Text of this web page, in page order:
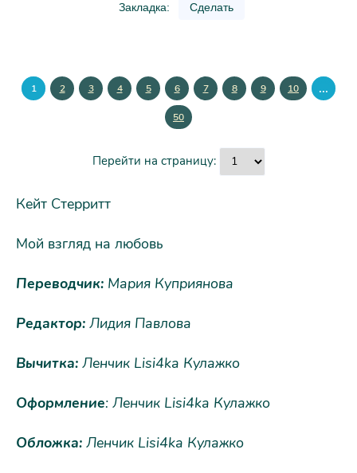
Закладка: Сделать
1 2 3 4 5 6 7 8 9 10 ...
50
Перейти на страницу:
Кейт Стерритт
Мой взгляд на любовь
Переводчик: Мария Куприянова
Редактор: Лидия Павлова
Вычитка: Ленчик Lisi4ka Кулажко
Оформление: Ленчик Lisi4ka Кулажко
Обложка: Ленчик Lisi4ka Кулажко